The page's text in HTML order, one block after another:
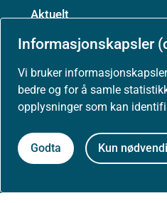
Informasjonskapsler
Vi bruker
bedre og for å samle
opplysninger som kan
Godta Kun
Aktuelt
Nyheter
Arrangementer
Presse